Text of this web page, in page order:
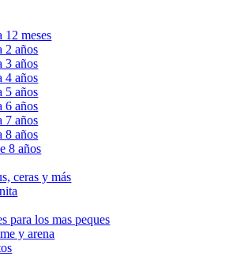
12 meses
2 años
3 años
4 años
5 años
6 años
7 años
8 años
8 años
ceras y más
para los mas peques
y arena